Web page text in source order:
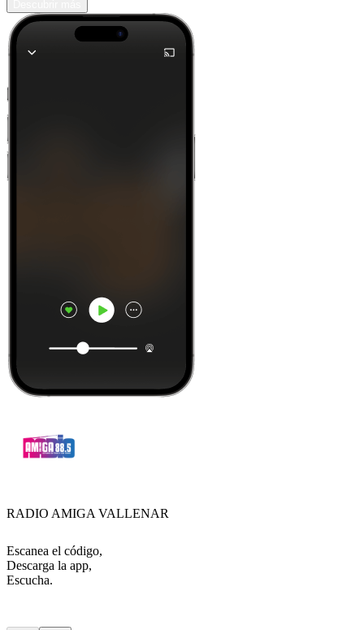
RADIO AMIGA VALLENAR
Escanea el código,
Descarga la app,
Escucha.